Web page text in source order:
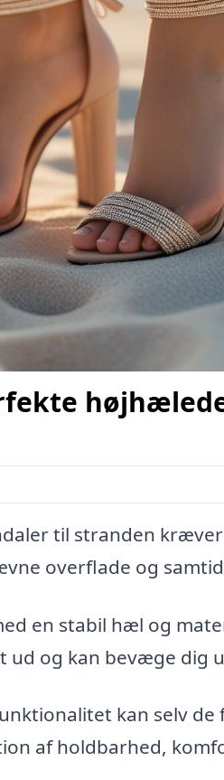
til stranden
overflade og
en stabil hæl og
ud og kan bevæge dig
kan selv
af holdbarhed,